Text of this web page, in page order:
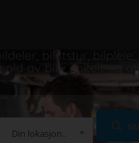
bilutstyr, bilpleie,
av bil - enkelt og
Din lokasjon..